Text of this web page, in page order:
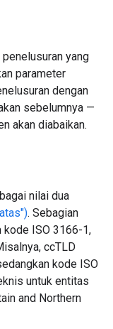
yang
parameter
dengan
sebelumnya —
akan diabaikan.
nilai dua
. Sebagian
kode ISO 3166-1,
ccTLD
kode ISO
untuk entitas
and Northern